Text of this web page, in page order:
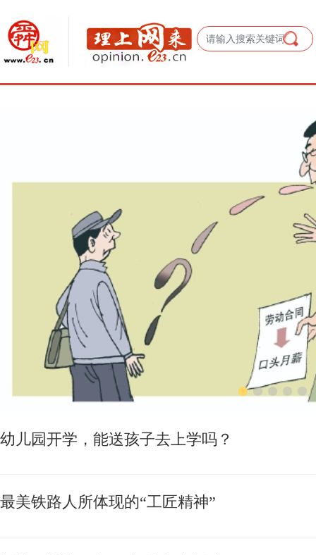
幼儿园开学，能送孩子去上学吗？
最美铁路人所体现的“工匠精神”